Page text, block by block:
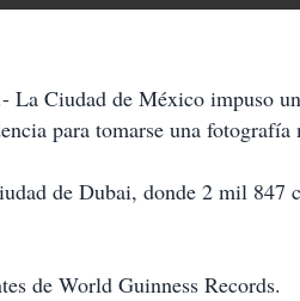
La Ciudad de México impuso
para tomarse una fotografía
de Dubai, donde 2 mil 847
de World Guinness Records.